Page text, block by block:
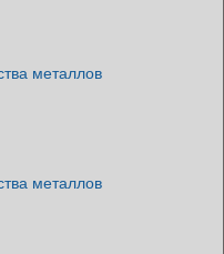
металлов
металлов